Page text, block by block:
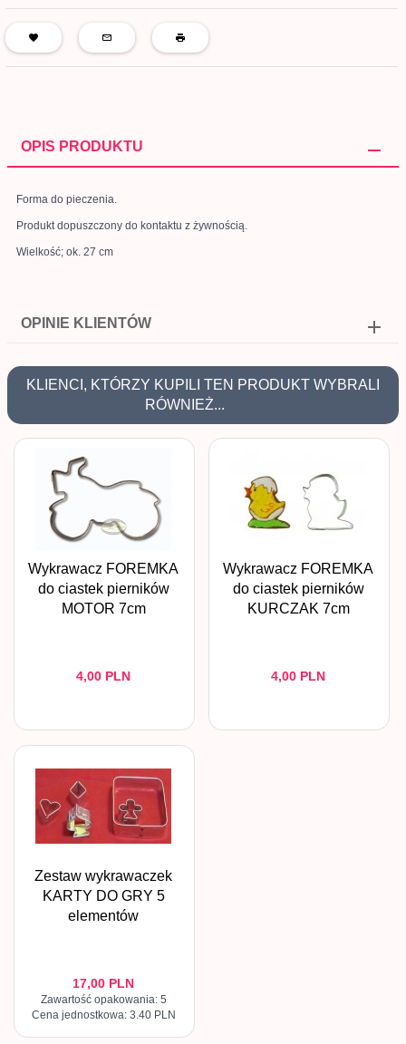
OPIS PRODUKTU
Forma do pieczenia.
Produkt dopuszczony do kontaktu z żywnością.
Wielkość; ok. 27 cm
OPINIE KLIENTÓW
KLIENCI, KTÓRZY KUPILI TEN PRODUKT WYBRALI
RÓWNIEŻ...
Wykrawacz FOREMKA
do ciastek pierników
MOTOR 7cm
4,00 PLN
Wykrawacz FOREMKA
do ciastek pierników
KURCZAK 7cm
4,00 PLN
Zestaw wykrawaczek
KARTY DO GRY 5
elementów
17,00 PLN
Zawartość opakowania: 5
Cena jednostkowa: 3.40 PLN